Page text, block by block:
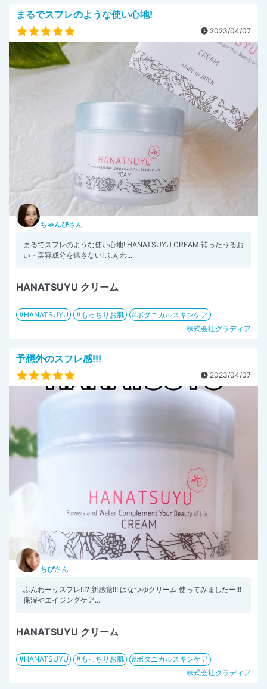
まるでスフレのような使い心地!
2023/04/07
ちゃんぴさん
まるでスフレのような使い心地! HANATSUYU CREAM 補ったうるお
い・美容成分を逃さない! ふんわ...
HANATSUYU クリーム
HANATSUYU もっちりお肌
ボタニカルスキンケア
株式会社グラディア
予想外のスフレ感!!!
2023/04/07
ちぴさん
ふんわーりスフレ!!!? 新感覚!!! はなつゆクリーム 使ってみましたー!!! ⁡
保湿やエイジングケア...
HANATSUYU クリーム
HANATSUYU もっちりお肌
ボタニカルスキンケア
株式会社グラディア